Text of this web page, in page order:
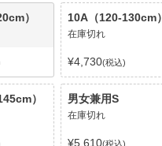
） 10A（120-130cm）
在庫切れ
¥4,730 税込
） 男女兼用S
在庫切れ
¥5,610 税込